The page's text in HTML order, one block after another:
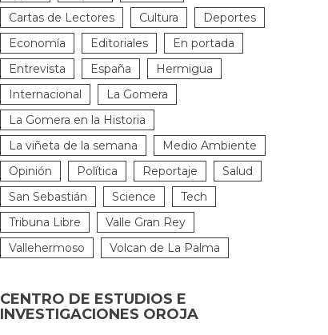
Cartas de Lectores
Cultura
Deportes
Economía
Editoriales
En portada
Entrevista
España
Hermigua
Internacional
La Gomera
La Gomera en la Historia
La viñeta de la semana
Medio Ambiente
Opinión
Política Reportaje
Salud
San Sebastián
Science
Tech
Tribuna Libre
Valle Gran Rey
Vallehermoso
Volcan de La Palma
CENTRO DE ESTUDIOS E
INVESTIGACIONES OROJA